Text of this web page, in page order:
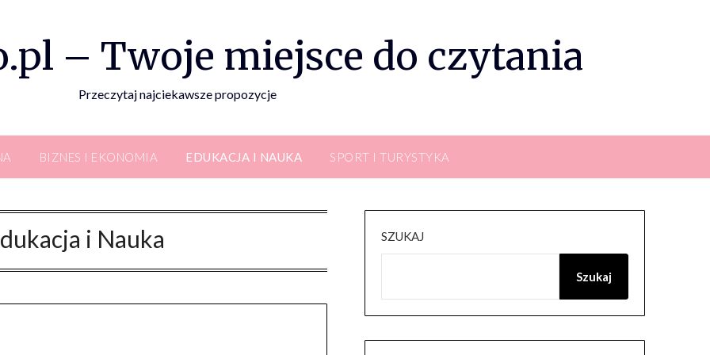
– Twoje miejsce do czytania
Przeczytaj najciekawsze propozycje
BIZNES I EKONOMIA EDUKACJA I NAUKA SPORT I TURYSTYKA
i Nauka SZUKAJ
Szukaj